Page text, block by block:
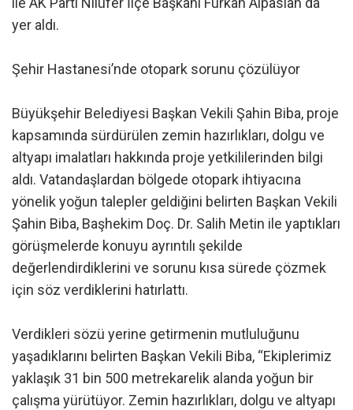
yer aldı.
Şehir Hastanesi’nde otopark sorunu çözülüyor
Büyükşehir Belediyesi Başkan Vekili Şahin Biba, proje
kapsamında sürdürülen zemin hazırlıkları, dolgu ve
altyapı imalatları hakkında proje yetkililerinden bilgi
aldı. Vatandaşlardan bölgede otopark ihtiyacına
yönelik yoğun talepler geldiğini belirten Başkan Vekili
Şahin Biba, Başhekim Doç. Dr. Salih Metin ile yaptıkları
görüşmelerde konuyu ayrıntılı şekilde
değerlendirdiklerini ve sorunu kısa sürede çözmek
için söz verdiklerini hatırlattı.
Verdikleri sözü yerine getirmenin mutluluğunu
yaşadıklarını belirten Başkan Vekili Biba, “Ekiplerimiz
yaklaşık 31 bin 500 metrekarelik alanda yoğun bir
çalışma yürütüyor. Zemin hazırlıkları, dolgu ve altyapı